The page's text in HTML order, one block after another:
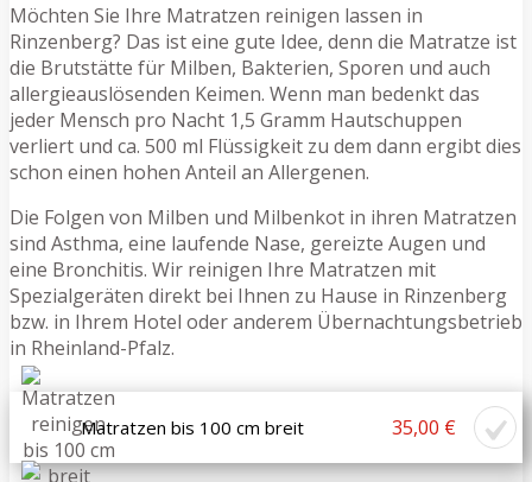
Möchten Sie Ihre Matratzen reinigen lassen in
Rinzenberg? Das ist eine gute Idee, denn die Matratze ist
die Brutstätte für Milben, Bakterien, Sporen und auch
allergieauslösenden Keimen. Wenn man bedenkt das
jeder Mensch pro Nacht 1,5 Gramm Hautschuppen
verliert und ca. 500 ml Flüssigkeit zu dem dann ergibt dies
schon einen hohen Anteil an Allergenen.
Die Folgen von Milben und Milbenkot in ihren Matratzen
sind Asthma, eine laufende Nase, gereizte Augen und
eine Bronchitis. Wir reinigen Ihre Matratzen mit
Spezialgeräten direkt bei Ihnen zu Hause in Rinzenberg
bzw. in Ihrem Hotel oder anderem Übernachtungsbetrieb
in Rheinland-Pfalz.
Matratzen bis 100 cm breit 35,00 €